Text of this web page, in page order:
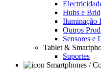
Hubs e
Iluminação
Outros
Sensores e
Tablet &
Suportes